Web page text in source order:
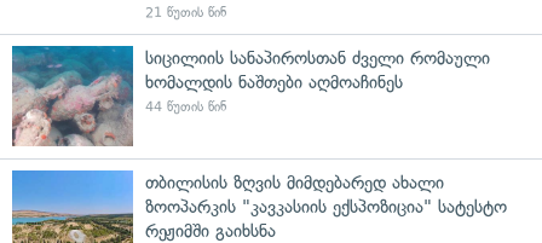
21 წუთის წინ
სიცილიის სანაპიროსთან ძველი რომაული
ხომალდის ნაშთები აღმოაჩინეს
44 წუთის წინ
თბილისის ზღვის მიმდებარედ ახალი
ზოოპარკის "კავკასიის ექსპოზიცია" სატესტო
რეჟიმში გაიხსნა